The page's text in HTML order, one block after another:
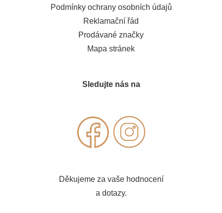
Podmínky ochrany osobních údajů
Reklamační řád
Prodávané značky
Mapa stránek
Sledujte nás na
Děkujeme za vaše hodnocení
a dotazy.